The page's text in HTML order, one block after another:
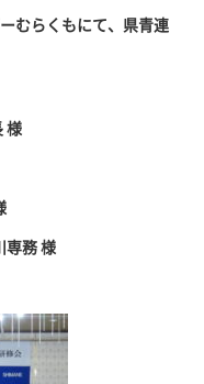
むらくもにて、県青連
様
専務 様